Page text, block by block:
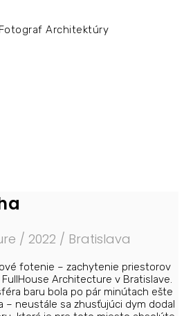
Fotograf Architektúry
/ 2022 / Bratislava
fotenie – zachytenie priestorov
Architecture v Bratislave.
baru bola po pár minútach ešte
– neustále sa zhusťujúci dym dodal